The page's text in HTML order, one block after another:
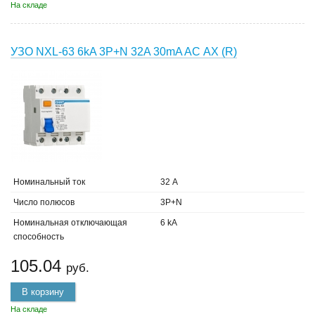
На складе
УЗО NXL-63 6kA 3P+N 32A 30mA AC АХ (R)
Номинальный ток 32 А
Число полюсов 3P+N
Номинальная отключающая
способность
6 kA
105.04 руб.
В корзину
На складе